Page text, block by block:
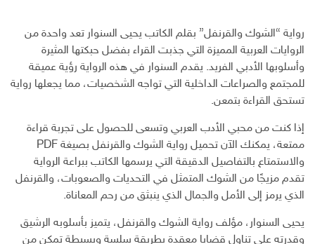
و
رواية “الشوك والقرنفل” بقلم الكاتب يحيى السنوار تعد واحدة من
الروايات العربية المميزة التي جذبت القراء بفضل حبكتها المثيرة
وأسلوبها الأدبي الفريد. يقدم السنوار في هذه الرواية رؤية عميقة
للمجتمع والصراعات الداخلية التي تواجه الشخصيات، مما يجعلها رواية
تستحق القراءة بتمعن.
إذا كنت من محبي الأدب العربي وتسعى للحصول على تجربة قراءة
ممتعة، يمكنك الآن تحميل رواية الشوك والقرنفل بصيغة PDF
والاستمتاع بالتفاصيل الدقيقة التي يرسمها الكاتب ببراعة الرواية
تقدم مزيجًا من الشوك المتمثل في التحديات والصعوبات، والقرنفل
الذي يرمز إلى الأمل والجمال الذي ينبثق من رحم المعاناة.
يحيى السنوار، مؤلف رواية الشوك والقرنفل، يتميز بأسلوبه الرشيق
وقدرته على تناول قضايا معقدة بطريقة سلسة وبسيطة تمكن من